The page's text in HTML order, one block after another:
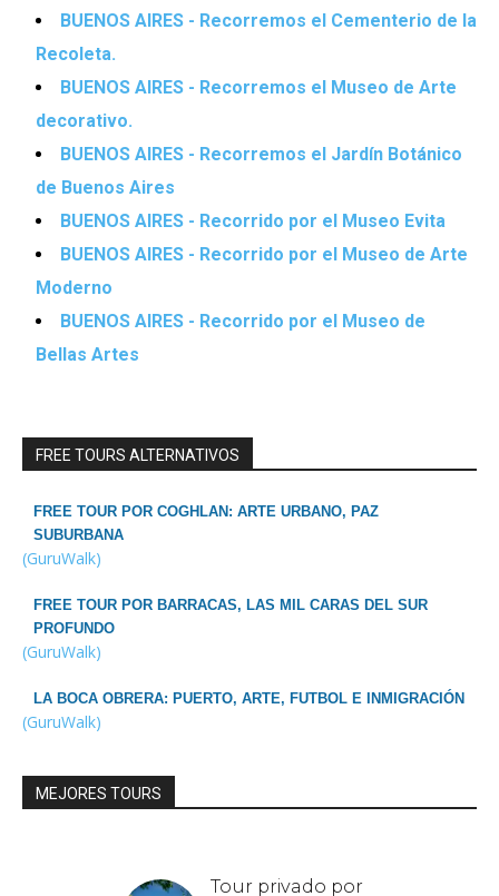
BUENOS AIRES - Recorremos el Cementerio de la
Recoleta.
BUENOS AIRES - Recorremos el Museo de Arte
decorativo.
BUENOS AIRES - Recorremos el Jardín Botánico
de Buenos Aires
BUENOS AIRES - Recorrido por el Museo Evita
BUENOS AIRES - Recorrido por el Museo de Arte
Moderno
BUENOS AIRES - Recorrido por el Museo de
Bellas Artes
FREE TOURS ALTERNATIVOS
FREE TOUR POR COGHLAN: ARTE URBANO, PAZ
SUBURBANA
(GuruWalk)
FREE TOUR POR BARRACAS, LAS MIL CARAS DEL SUR
PROFUNDO
(GuruWalk)
LA BOCA OBRERA: PUERTO, ARTE, FUTBOL E INMIGRACIÓN
(GuruWalk)
MEJORES TOURS